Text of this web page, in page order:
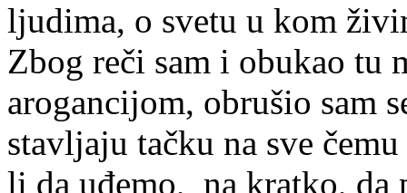
ljudima, o svetu u kom
Zbog reči sam i obukao tu
arogancijom, obrušio sam
stavljaju tačku na sve
li da uđemo, na kratko, da